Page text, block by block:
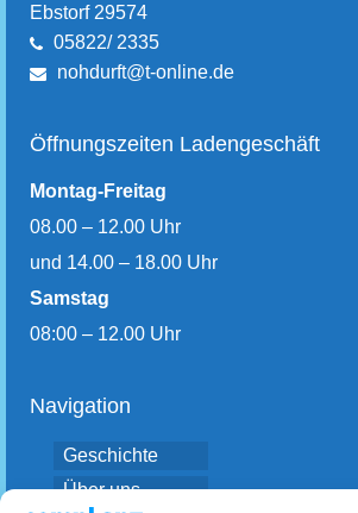
Ebstorf 29574
05822/ 2335
nohdurft@t-online.de
Öffnungszeiten Ladengeschäft
Montag-Freitag
08.00 – 12.00 Uhr
und 14.00 – 18.00 Uhr
Samstag
08:00 – 12.00 Uhr
Navigation
Geschichte
Über uns